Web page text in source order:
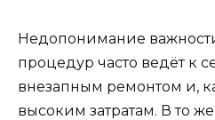
Недопонимание
процедур часто ведёт к
внезапным ремонтом и,
высоким затратам. В то